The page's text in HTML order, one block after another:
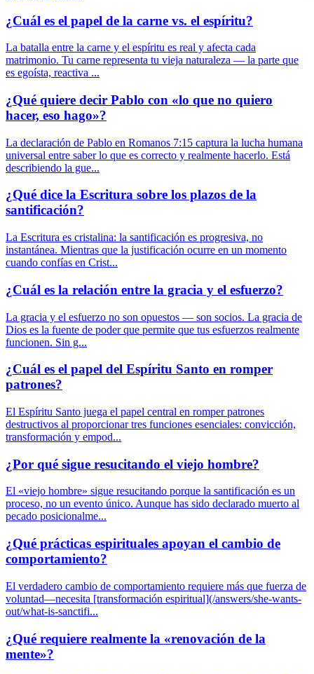
¿Cuál es el papel de la carne vs. el espíritu?
La batalla entre la carne y el espíritu es real y afecta cada
matrimonio. Tu carne representa tu vieja naturaleza — la parte que
es egoísta, reactiva ...
¿Qué quiere decir Pablo con «lo que no quiero
hacer, eso hago»?
La declaración de Pablo en Romanos 7:15 captura la lucha humana
universal entre saber lo que es correcto y realmente hacerlo. Está
describiendo la gue...
¿Qué dice la Escritura sobre los plazos de la
santificación?
La Escritura es cristalina: la santificación es progresiva, no
instantánea. Mientras que la justificación ocurre en un momento
cuando confías en Crist...
¿Cuál es la relación entre la gracia y el esfuerzo?
La gracia y el esfuerzo no son opuestos — son socios. La gracia de
Dios es la fuente de poder que permite que tus esfuerzos realmente
funcionen. Sin g...
¿Cuál es el papel del Espíritu Santo en romper
patrones?
El Espíritu Santo juega el papel central en romper patrones
destructivos al proporcionar tres funciones esenciales: convicción,
transformación y empod...
¿Por qué sigue resucitando el viejo hombre?
El «viejo hombre» sigue resucitando porque la santificación es un
proceso, no un evento único. Aunque has sido declarado muerto al
pecado posicionalme...
¿Qué prácticas espirituales apoyan el cambio de
comportamiento?
El verdadero cambio de comportamiento requiere más que fuerza de
voluntad—necesita [transformación espiritual](/answers/she-wants-
out/what-is-sanctifi...
¿Qué requiere realmente la «renovación de la
mente»?